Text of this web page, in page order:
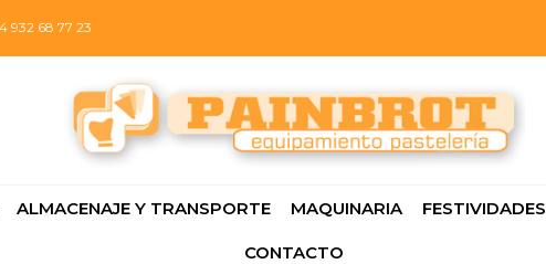
932 68 77 23
ALMACENAJE Y TRANSPORTE MAQUINARIA FESTIVIDADES
CONTACTO